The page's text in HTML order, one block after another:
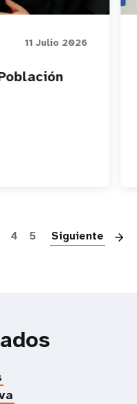
11 Julio 2026
4 5 Siguiente